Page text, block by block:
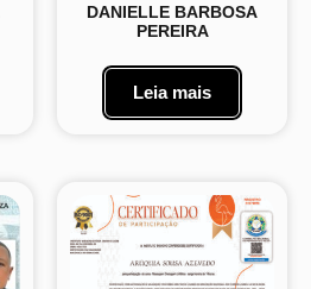
DANIELLE BARBOSA
PEREIRA
Leia mais